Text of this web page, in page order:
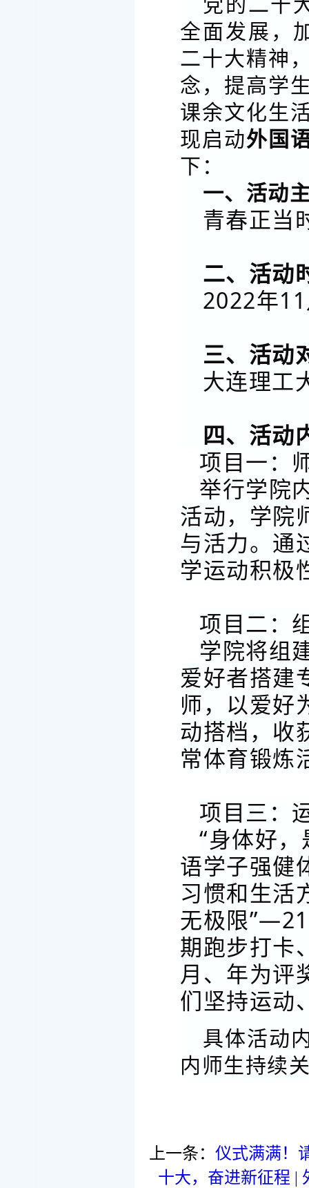
全面发展，
二十大精神
念，提高学
课余文化生
现启动外国
下：
一、活动
青春正当
二、活动
2022年
三、活动
大连理工
四、活动
项目一：
举行学院
活动，学院
与活力。通
学运动积极
项目二：
学院将组
爱好者搭建
师，以爱好
动搭档，收
常体育锻炼
项目三：
“身体好
语学子强健
习惯和生活
无极限
期跑步打卡
月、年为评
们坚持运动
具体活动
内师生持续
上一条： 仪式满满！
十大，奋进新征程 |